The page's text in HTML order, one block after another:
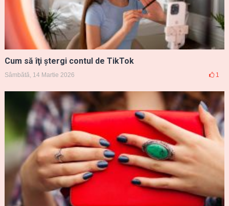
Cum să îţi ştergi contul de TikTok
Sâmbătă, 14 Martie 2026 1